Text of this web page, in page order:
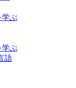
学ぶ
学ぶ
語